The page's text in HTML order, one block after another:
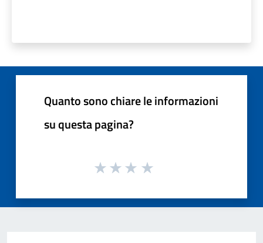
Quanto sono chiare le informazioni
su questa pagina?